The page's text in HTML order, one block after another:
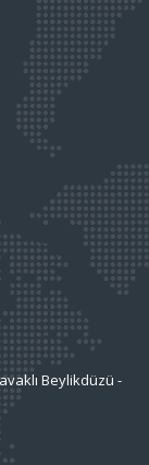
Beylikdüzü -